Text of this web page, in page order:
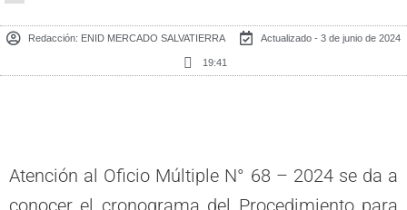
Redacción: ENID MERCADO SALVATIERRA Actualizado - 3 de junio de 2024
19:41
Atención al Oficio Múltiple N° 68 – 2024 se da a
conocer el cronograma del Procedimiento para